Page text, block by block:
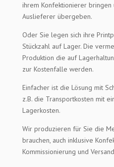
ihrem Konfektionierer bringen
Auslieferer übergeben.
Oder Sie legen sich ihre
Stückzahl auf Lager. Die
Produktion die auf
zur Kostenfalle werden.
Einfacher ist die Lösung mit
z.B. die Transportkosten mit
Lagerkosten.
Wir produzieren für Sie die
brauchen, auch inklusive
Kommissionierung und